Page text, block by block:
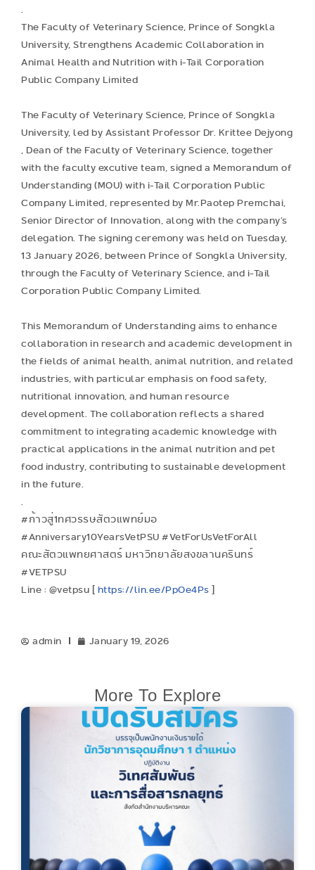
.
The Faculty of Veterinary Science, Prince of Songkla
University, Strengthens Academic Collaboration in
Animal Health and Nutrition with i-Tail Corporation
Public Company Limited
The Faculty of Veterinary Science, Prince of Songkla
University, led by Assistant Professor Dr. Krittee Dejyong
, Dean of the Faculty of Veterinary Science, together
with the faculty excutive team, signed a Memorandum of
Understanding (MOU) with i-Tail Corporation Public
Company Limited, represented by Mr.Paotep Premchai,
Senior Director of Innovation, along with the company’s
delegation. The signing ceremony was held on Tuesday,
13 January 2026, between Prince of Songkla University,
through the Faculty of Veterinary Science, and i-Tail
Corporation Public Company Limited.
This Memorandum of Understanding aims to enhance
collaboration in research and academic development in
the fields of animal health, animal nutrition, and related
industries, with particular emphasis on food safety,
nutritional innovation, and human resource
development. The collaboration reflects a shared
commitment to integrating academic knowledge with
practical applications in the animal nutrition and pet
food industry, contributing to sustainable development
in the future.
.
#ก้าวสู่1ทศวรรษสัตวแพทย์มอ
#Anniversary10YearsVetPSU #VetForUsVetForAll
คณะสัตวแพทยศาสตร์ มหาวิทยาลัยสงขลานครินทร์
#VETPSU
Line : @vetpsu [https://lin.ee/PpOe4Ps]
admin January 19, 2026
More To Explore